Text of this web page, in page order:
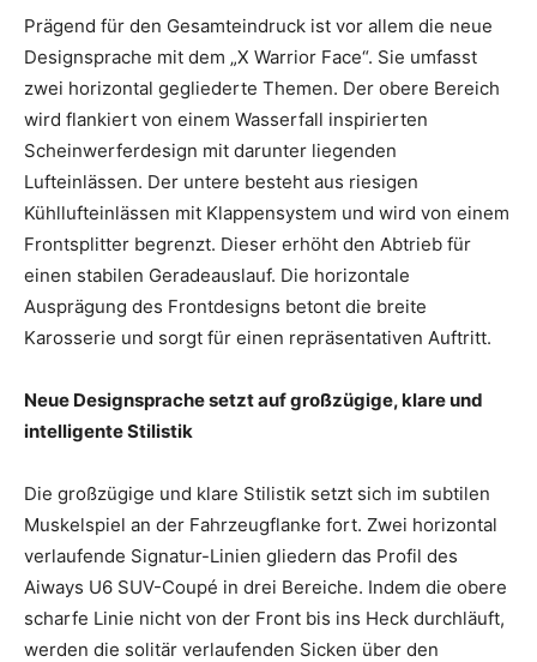
Prägend für den Gesamteindruck ist vor allem die neue
Designsprache mit dem „X Warrior Face“. Sie umfasst
zwei horizontal gegliederte Themen. Der obere Bereich
wird flankiert von einem Wasserfall inspirierten
Scheinwerferdesign mit darunter liegenden
Lufteinlässen. Der untere besteht aus riesigen
Kühllufteinlässen mit Klappensystem und wird von einem
Frontsplitter begrenzt. Dieser erhöht den Abtrieb für
einen stabilen Geradeauslauf. Die horizontale
Ausprägung des Frontdesigns betont die breite
Karosserie und sorgt für einen repräsentativen Auftritt.
Neue Designsprache setzt auf großzügige, klare und
intelligente Stilistik
Die großzügige und klare Stilistik setzt sich im subtilen
Muskelspiel an der Fahrzeugflanke fort. Zwei horizontal
verlaufende Signatur-Linien gliedern das Profil des
Aiways U6 SUV-Coupé in drei Bereiche. Indem die obere
scharfe Linie nicht von der Front bis ins Heck durchläuft,
werden die solitär verlaufenden Sicken über den